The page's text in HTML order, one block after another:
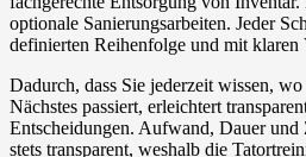
optionale Sanierungsarbeiten. Jeder
definierten Reihenfolge und mit klaren
Dadurch, dass Sie jederzeit wissen,
Nächstes passiert, erleichtert
Entscheidungen. Aufwand, Dauer und
stets transparent, weshalb die